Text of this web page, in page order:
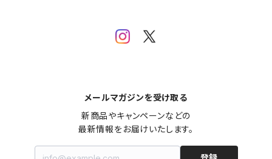
メールマガジンを受け取る
新商品やキャンペーンなどの
最新情報をお届けいたします。